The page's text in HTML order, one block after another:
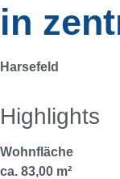
in
Harsefeld
Highlights
Wohnfläche
ca. 83,00 m²